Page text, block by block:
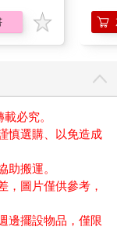
膝
必究。
慎選購、以免造成
搬運。
圖片僅供參考，
邊擺設物品，僅限